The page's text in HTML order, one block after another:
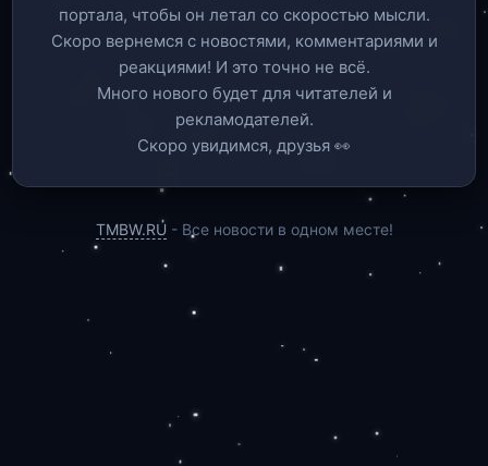
портала, чтобы он летал со скоростью мысли.
Скоро вернемся c новостями, комментариями и
реакциями! И это точно не всё.
Много нового будет для читателей и
рекламодателей.
Скоро увидимся, друзья 👀
TMBW.RU - Все новости в одном месте!